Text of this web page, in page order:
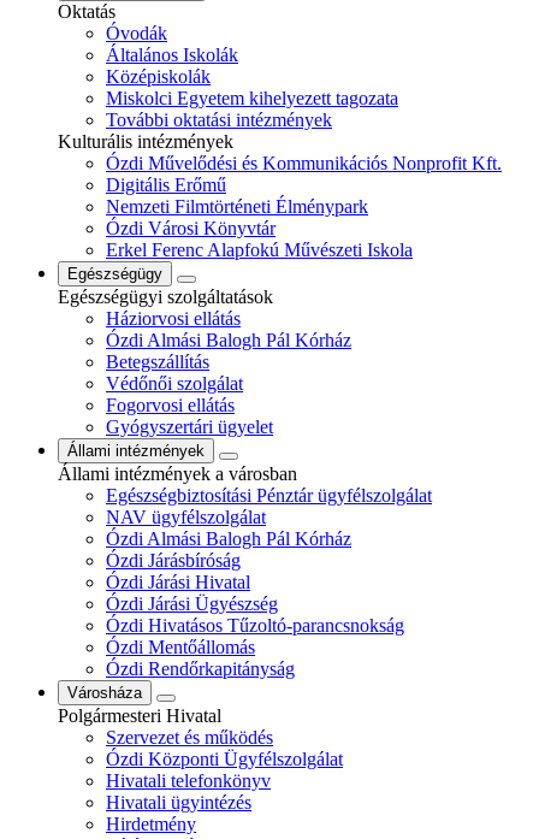
Oktatás
Óvodák
Általános Iskolák
Középiskolák
Miskolci Egyetem kihelyezett tagozata
További oktatási intézmények
Kulturális intézmények
Ózdi Művelődési és Kommunikációs Nonprofit Kft.
Digitális Erőmű
Nemzeti Filmtörténeti Élménypark
Ózdi Városi Könyvtár
Erkel Ferenc Alapfokú Művészeti Iskola
Egészségügy
Egészségügyi szolgáltatások
Háziorvosi ellátás
Ózdi Almási Balogh Pál Kórház
Betegszállítás
Védőnői szolgálat
Fogorvosi ellátás
Gyógyszertári ügyelet
Állami intézmények
Állami intézmények a városban
Egészségbiztosítási Pénztár ügyfélszolgálat
NAV ügyfélszolgálat
Ózdi Almási Balogh Pál Kórház
Ózdi Járásbíróság
Ózdi Járási Hivatal
Ózdi Járási Ügyészség
Ózdi Hivatásos Tűzoltó-parancsnokság
Ózdi Mentőállomás
Ózdi Rendőrkapitányság
Városháza
Polgármesteri Hivatal
Szervezet és működés
Ózdi Központi Ügyfélszolgálat
Hivatali telefonkönyv
Hivatali ügyintézés
Hirdetmény